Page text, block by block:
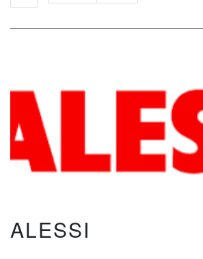
ALESSI